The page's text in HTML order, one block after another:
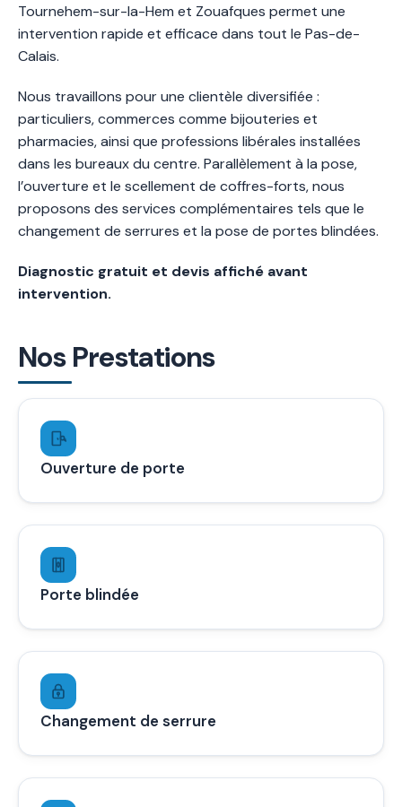
Tournehem-sur-la-Hem et Zouafques permet une
intervention rapide et efficace dans tout le Pas-de-
Calais.
Nous travaillons pour une clientèle diversifiée :
particuliers, commerces comme bijouteries et
pharmacies, ainsi que professions libérales installées
dans les bureaux du centre. Parallèlement à la pose,
l’ouverture et le scellement de coffres-forts, nous
proposons des services complémentaires tels que le
changement de serrures et la pose de portes blindées.
Diagnostic gratuit et devis affiché avant
intervention.
Nos Prestations
Ouverture de porte
Porte blindée
Changement de serrure